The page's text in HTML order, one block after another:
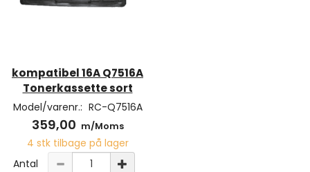
kompatibel 16A Q7516A
Tonerkassette sort
Model/varenr.: RC-Q7516A
359,00 m/Moms
4 stk tilbage på lager
Antal